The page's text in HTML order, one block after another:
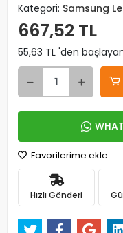
Kategori: Samsung
667,52 TL
55,63 TL 'den
Favorilerime ekle
Hızlı Gönderi